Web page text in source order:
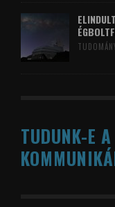
TUDUNK-E